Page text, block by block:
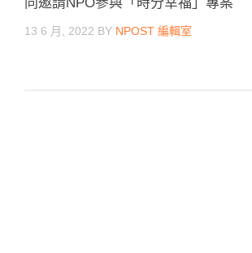
13 6 月, 2022 BY NPOST 編輯室